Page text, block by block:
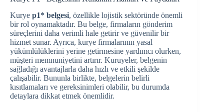
Kurye p1* belgesi, özellikle lojistik sektöründe önemli
bir rol oynamaktadır. Bu belge, firmaların gönderim
süreçlerini daha verimli hale getirir ve güvenilir bir
hizmet sunar. Ayrıca, kurye firmalarının yasal
yükümlülüklerini yerine getirmesine yardımcı olurken,
müşteri memnuniyetini artırır. Kuruyeler, belgenin
sağladığı avantajlarla daha hızlı ve etkili şekilde
çalışabilir. Bununla birlikte, belgelerin belirli
kısıtlamaları ve gereksinimleri olabilir, bu durumda
detaylara dikkat etmek önemlidir.